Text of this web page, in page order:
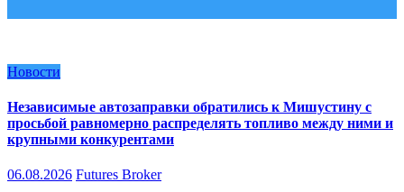
Новости
Независимые автозаправки обратились к Мишустину с
просьбой равномерно распределять топливо между ними и
крупными конкурентами
06.08.2026 Futures Broker